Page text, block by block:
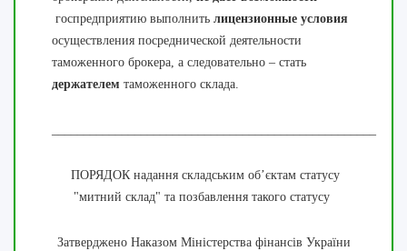
госпредприятию выполнить лицензионные условия
осуществления посреднической деятельности
таможенного брокера, а следовательно – стать
держателем таможенного склада.
ПОРЯДОК надання складським об’єктам статусу
"митний склад" та позбавлення такого статусу
Затверджено Наказом Міністерства фінансів України